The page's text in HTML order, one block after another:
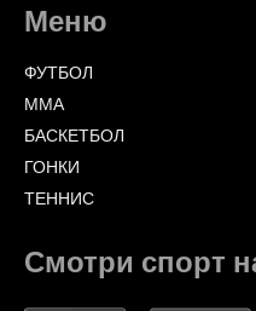
Меню
ФУТБОЛ
ММА
БАСКЕТБОЛ
ГОНКИ
ТЕННИС
Смотри спорт